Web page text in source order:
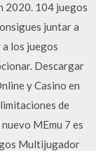
2020. 104 juegos
juntar a
los juegos
Descargar
y Casino en
de
MEmu 7 es
Multijugador